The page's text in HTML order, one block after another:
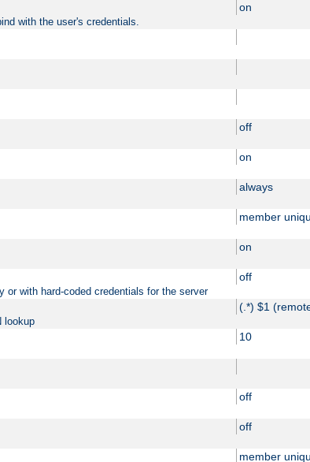
on
with the user's credentials.
off
on
always
member
on
off
or with hard-coded credentials for the server
(.*) $1
lookup
10
off
off
member